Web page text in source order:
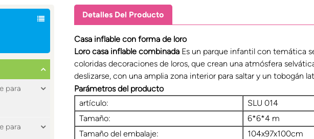
para
para
Detalles Del Producto
Casa inflable con forma de loro
Lorocasa inflable combinada Es un parque infantil con temática
coloridas decoraciones de loros, que crean una atmósfera
deslizarse, con una amplia zona interior para saltar y un tobogán
Parámetros del producto
artículo:
SLU 014
Tamaño:
6*6*4 m
Tamaño del embalaje:
104x97x100cm